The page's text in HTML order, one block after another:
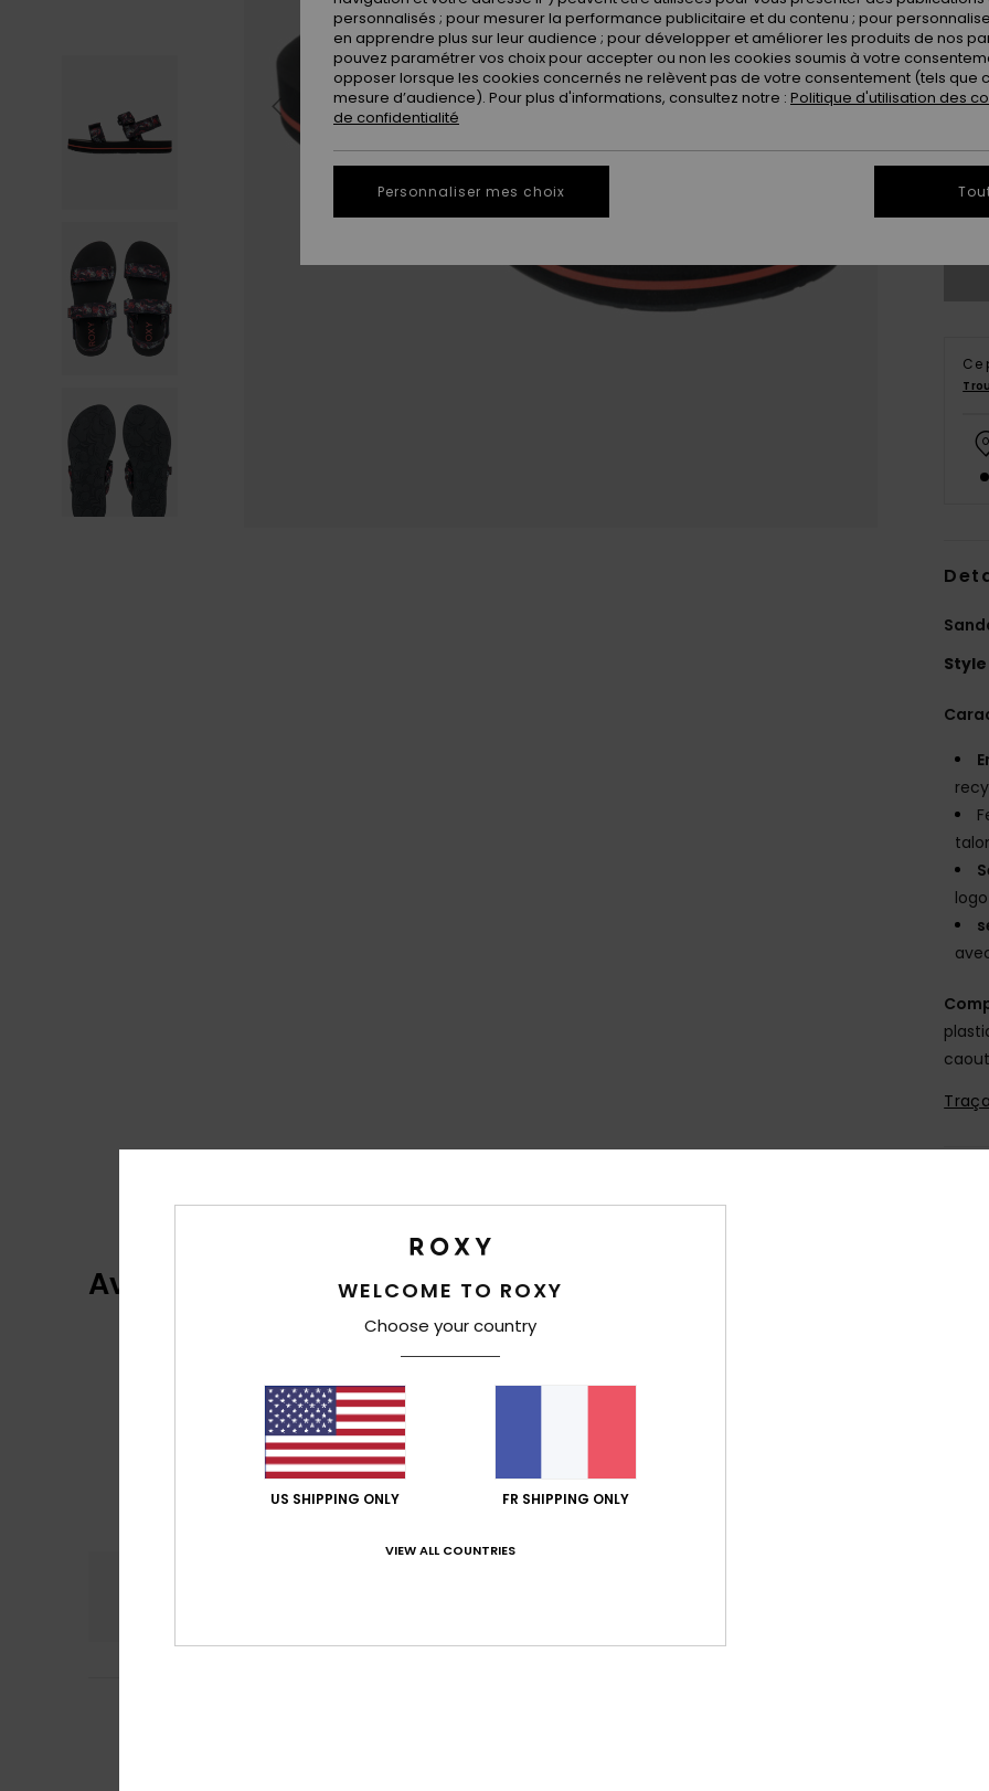
36
42
Ce
Style
Avis clients
basé sur
WELCOME TO ROXY
Choose your country
US SHIPPING ONLY FR SHIPPING ONLY
VIEW ALL COUNTRIES
personnalisés ; pour mesurer la performance publicitaire et du contenu ; pour
en apprendre plus sur leur audience ; pour développer et améliorer les produits de nos
pouvez paramétrer vos choix pour accepter ou non les cookies soumis à votre
opposer lorsque les cookies concernés ne relèvent pas de votre consentement (tels que
mesure d’audience). Pour plus d'informations, consultez notre : Politique d'utilisation des
de confidentialité
Personnaliser mes choix